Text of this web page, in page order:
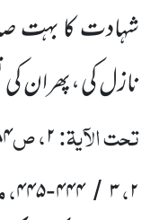
شہادت کا بہت
نازل کی ،پھران کی
تحت الآیۃ:۲، ص
۲،۳ /۴۴۴-۴۴۵